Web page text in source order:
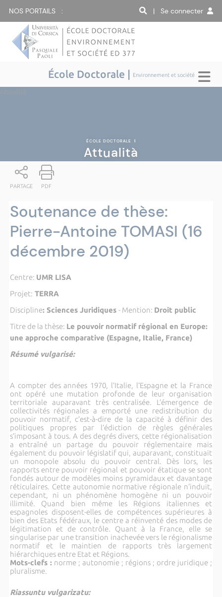
NOS PORTAILS : | Se connecter
École Doctorale | Environnement et société
ÉCOLE DOCTORALE |
Attualità
PARTAGE PDF
Soutenance de thèse:
Pierre-Antoine TOMASI (16
décembre 2019)
Centre: UMR LISA
Projet: TERRA
Discipline: Sciences Juridiques - Mention: Droit public
Titre de la thèse: Le pouvoir normatif régional en Europe:
une approche comparative (Espagne, Italie, France)
Résumé vulgarisé:
A compter des années 1970, l’Italie, l’Espagne et la France
ont opéré une mutation profonde de leur organisation
territoriale auparavant très centralisée. L’émergence de
collectivités régionales a emporté une redistribution du
pouvoir normatif, c’est-à-dire de la capacité à définir des
politiques propres par l’édiction de règles générales
s’imposant à tous. A des degrés divers, cette régionalisation
a entraîné un partage du pouvoir réglementaire mais
également du pouvoir législatif qui, auparavant, constituait
un monopole absolu du pouvoir central. Dès lors, les
rapports entre pouvoir régional et pouvoir étatique se sont
fondés autour de modèles moins pyramidaux et davantage
réticulaires. Cette autonomie normative régionale n’induit,
cependant, ni un phénomène homogène ni un pouvoir
illimité. Quand bien même les Régions italiennes et
espagnoles disposent-elles de compétences supérieures à
bien des Etats fédéraux, le centre a réinventé des modes de
légitimation et de contrôle. Quant à la France, elle se
singularise par une transition inachevée vers le régionalisme
normatif et le maintien de rapports très largement
hiérarchiques entre Etat et Régions.
Mots-clefs : norme ; autonomie ; régions ; ordre juridique ;
pluralisme.
Riassuntu vulgarizatu: